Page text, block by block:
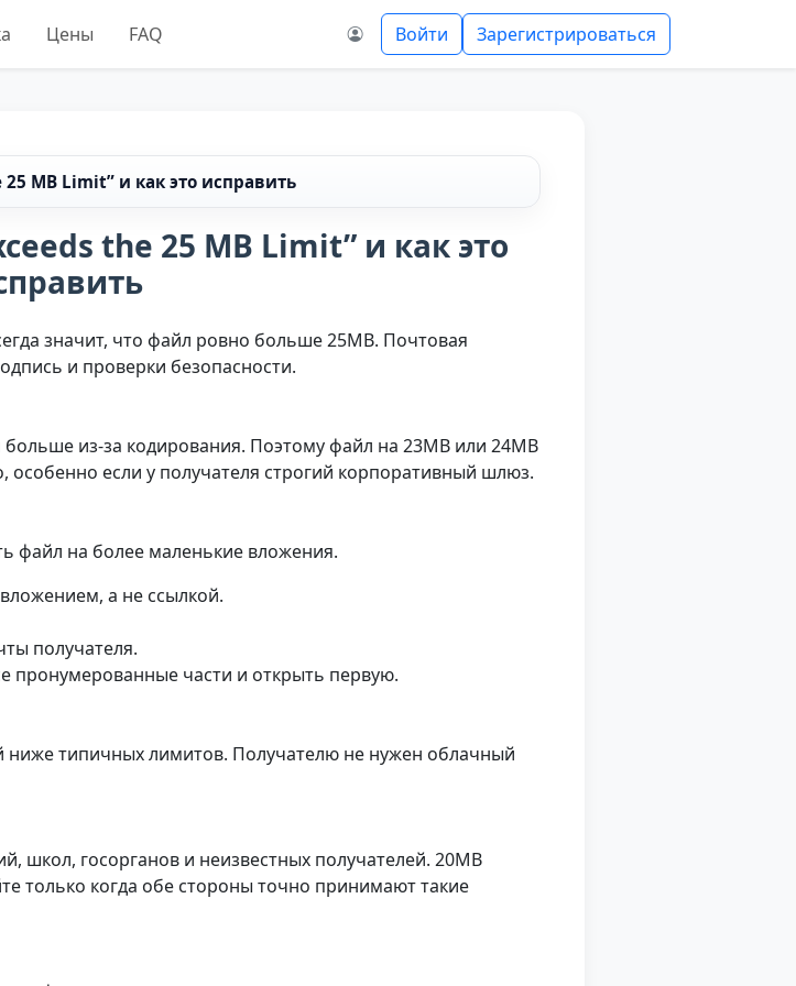
Цены FAQ Войти Зарегистрироваться
25 MB Limit” и как это исправить
the 25 MB Limit” и как это
значит, что файл ровно больше 25MB. Почтовая
и проверки безопасности.
из-за кодирования. Поэтому файл на 23MB или 24MB
если у получателя строгий корпоративный шлюз.
файл на более маленькие вложения.
а не ссылкой.
получателя.
пронумерованные части и открыть первую.
ниже типичных лимитов. Получателю не нужен облачный
госорганов и неизвестных получателей. 20MB
только когда обе стороны точно принимают такие